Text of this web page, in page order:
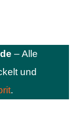
– Alle
und
.